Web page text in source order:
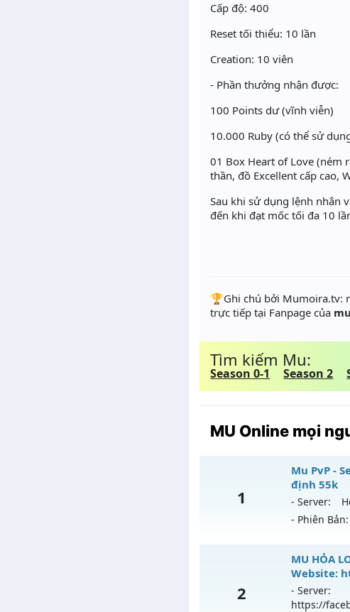
Cấp độ: 400
Reset tối thiểu: 10 lần
Creation: 10 viên
- Phần thưởng nhận được:
100 Points dư (vĩnh viễn)
10.000 Ruby (có thể sử
01 Box Heart of Love (ném
thần, đồ Excellent cấp cao,
Sau khi sử dụng lệnh nhân
đến khi đạt mốc tối đa 10
️🏆Ghi chú bởi Mumoira.tv:
trực tiếp tại Fanpage của
Tìm kiếm Mu:
Season 0-1 Season 2
MU Online mọi
1
Mu PvP -
định 55k
- Server:
- Phiên Bản:
Mu
Mu
2
MU HỎA
Website:
- Server:
https://